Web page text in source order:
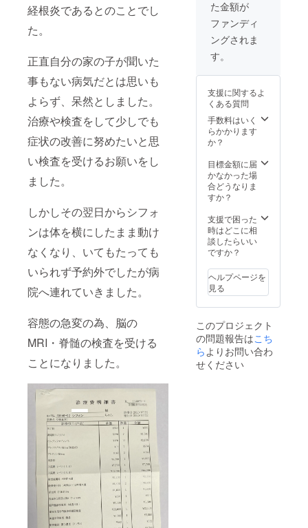
経根炎であるとのことでし
た。
正直自分の家の子が聞いた
事もない病気だとは思いも
よらず、呆然としました。
治療や検査をして少しでも
症状の改善に努めたいと思
い検査を受けるお願いをし
ました。
しかしその翌日からシフォ
ンは体を横にしたまま動け
なくなり、いてもたっても
いられず予約外でしたが病
院へ連れていきました。
容態の急変の為、脳の
MRI・脊髄の検査を受ける
ことになりました。
てさせ
ていた
だきま
す。
た金額が
ファンディ
ングされま
す。
支援に関するよ
くある質問
手数料はいく
らかかります
か？
目標金額に届
かなかった場
合どうなりま
すか？
支援で困った
時はどこに相
談したらいい
ですか？
ヘルプページを
見る
このプロジェクト
の問題報告はこち
ら よりお問い合わ
せください